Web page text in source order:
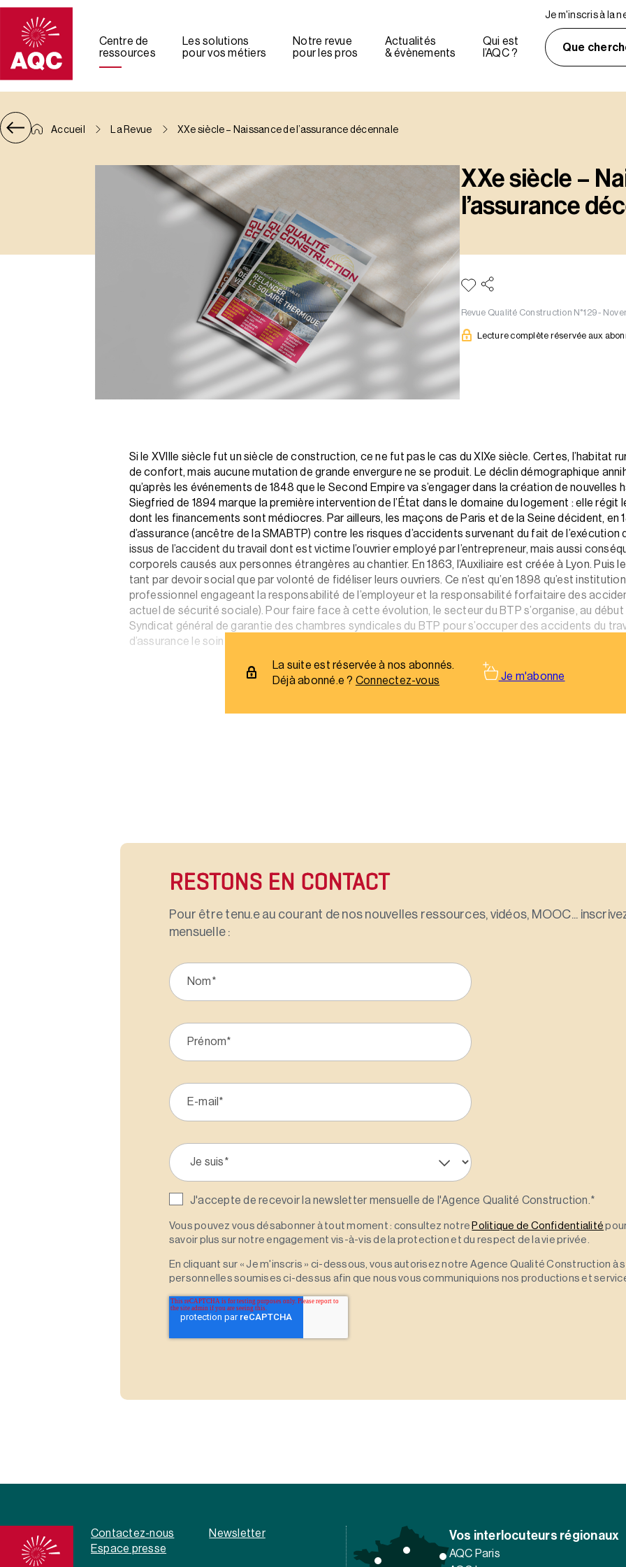
Panneau de gestion des cookies
Centre de
ressources
Les solutions
pour vos métiers
Notre revue
pour les pros
Actualités
& évènements
Qui est
l’AQC ?
Je m'inscris à la
Que
Accueil La Revue XXe siècle – Naissance de l’assurance décennale
XXe siècle –
l’assurance
Revue Qualité Construction N°129 -
Lecture complète réservée aux
Si le XVIIIe siècle fut un siècle de construction, ce ne fut pas le cas du XIXe siècle. Certes, l’habitat
de confort, mais aucune mutation de grande envergure ne se produit. Le déclin démographique
qu’après les événements de 1848 que le Second Empire va s’engager dans la création de
Siegfried de 1894 marque la première intervention de l’État dans le domaine du logement : elle régit
dont les financements sont médiocres. Par ailleurs, les maçons de Paris et de la Seine décident, en
d’assurance (ancêtre de la SMABTP) contre les risques d’accidents survenant du fait de
issus de l’accident du travail dont est victime l’ouvrier employé par l’entrepreneur, mais aussi
corporels causés aux personnes étrangères au chantier. En 1863, l’Auxiliaire est créée à Lyon. Puis
tant par devoir social que par volonté de fidéliser leurs ouvriers. Ce n’est qu’en 1898 qu’est
professionnel engageant la responsabilité de l’employeur et la responsabilité forfaitaire des
actuel de sécurité sociale). Pour faire face à cette évolution, le secteur du BTP s’organise, au
Syndicat général de garantie des chambres syndicales du BTP pour s’occuper des accidents du
d’assurance le soin de traiter des risques aux tiers.
La suite est réservée à nos abonnés.
Déjà abonné.e ? Connectez-vous Je m'abonne
RESTONS EN CONTACT
Pour être tenu.e au courant de nos nouvelles ressources, vidéos, MOOC...
mensuelle :
J'accepte de recevoir la newsletter mensuelle de l'Agence Qualité Construction.*
Vous pouvez vous désabonner à tout moment : consultez notre Politique de Confidentialité
savoir plus sur notre engagement vis-à-vis de la protection et du respect de la vie privée.
En cliquant sur « Je m'inscris » ci-dessous, vous autorisez notre Agence Qualité Construction
personnelles soumises ci-dessus afin que nous vous communiquions nos productions et
Contactez-nous
Newsletter
Espace presse
Vos interlocuteurs régionaux
AQC Paris